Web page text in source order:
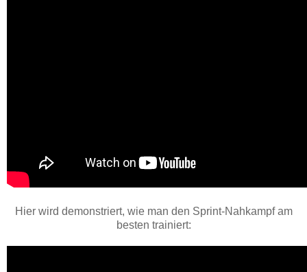
Hier wird demonstriert, wie man den Sprint-Nahkampf am
besten trainiert: